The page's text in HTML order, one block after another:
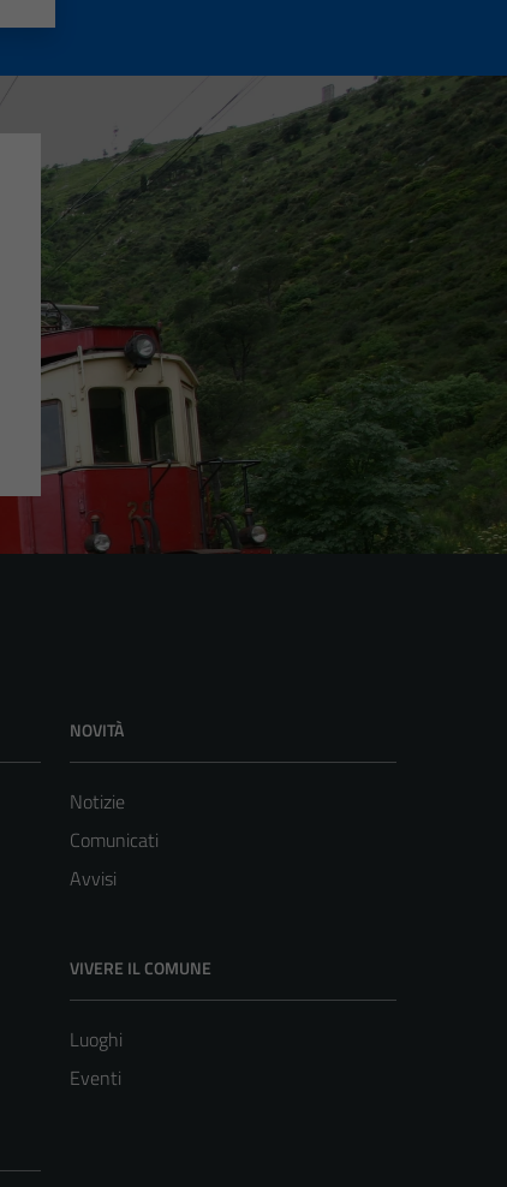
NOVITÀ
Notizie
Comunicati
Avvisi
VIVERE IL COMUNE
Luoghi
Eventi